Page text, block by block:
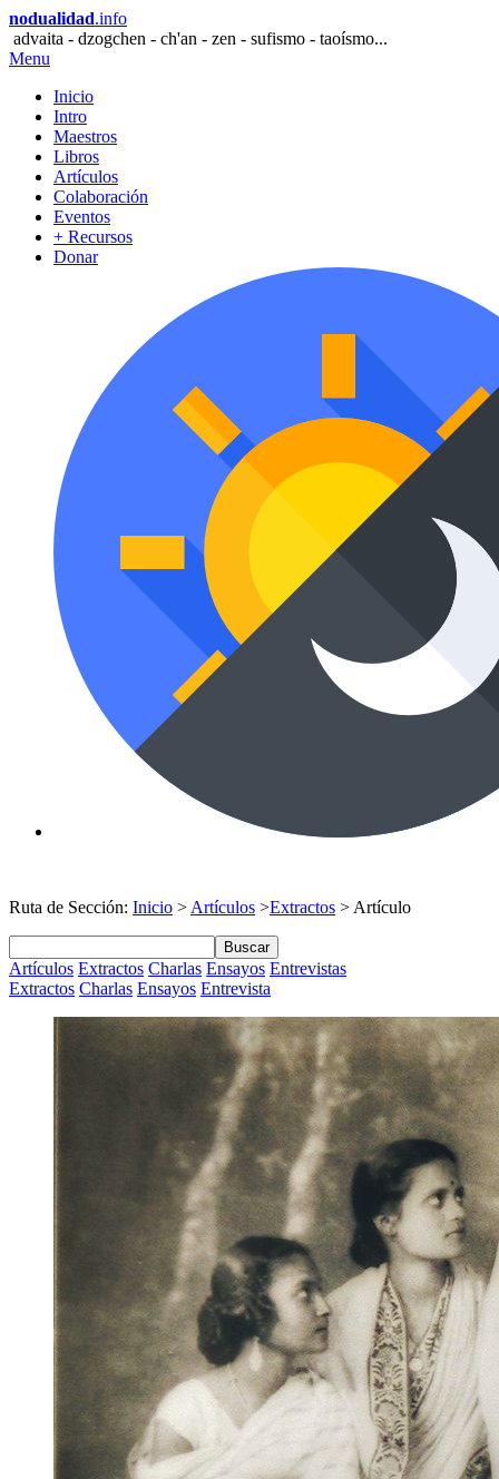
nodualidad.info
advaita - dzogchen - ch'an - zen - sufismo - taoísmo...
Menu
Inicio
Intro
Maestros
Libros
Artículos
Colaboración
Eventos
+ Recursos
Donar
Ruta de Sección: Inicio > Artículos >Extractos > Artículo
Buscar
Artículos Extractos Charlas Ensayos Entrevistas
Extractos Charlas Ensayos Entrevista